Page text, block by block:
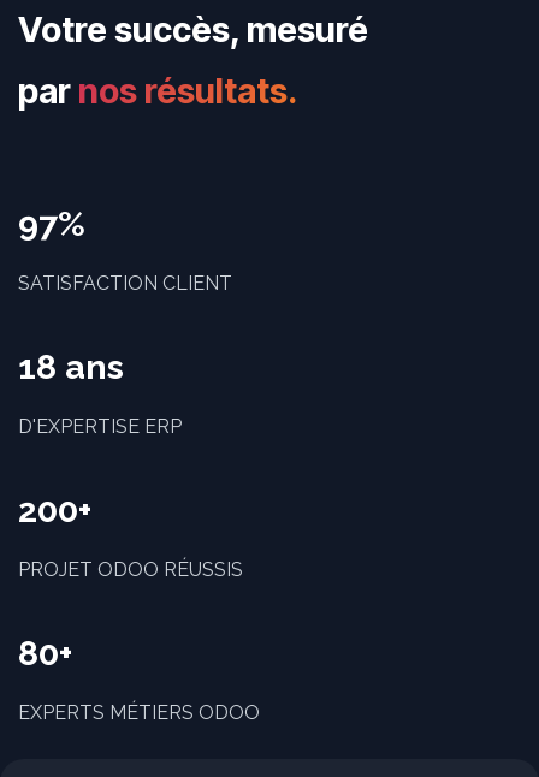
Votre succès, mesuré
par nos résultats.
97%
SATISFACTION CLIENT
18 ans
D'EXPERTISE ERP
200+
PROJET ODOO RÉUSSIS
80+
EXPERTS MÉTIERS ODOO